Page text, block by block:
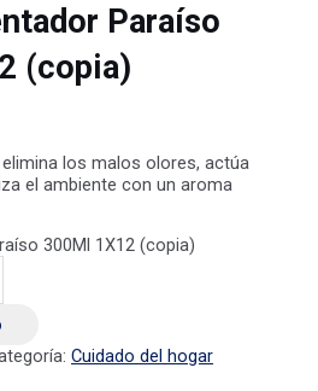
Paraíso
(copia)
los malos olores, actúa
el ambiente con un aroma
300Ml 1X12 (copia)
Cuidado del hogar